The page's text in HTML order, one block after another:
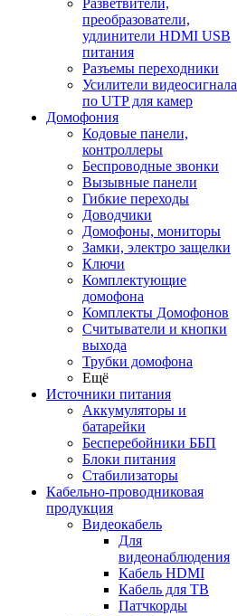
преобразователи,
удлинители HDMI USB
питания
Разъемы переходники
Усилители видеосигнала
по UTP для камер
Домофония
Кодовые панели,
контроллеры
Беспроводные звонки
Вызывные панели
Гибкие переходы
Доводчики
Домофоны, мониторы
Замки, электро защелки
Ключи
Комплектующие
домофона
Комплекты Домофонов
Считыватели и кнопки
выхода
Трубки домофона
Ещё
Источники питания
Аккумуляторы и
батарейки
Бесперебойники ББП
Блоки питания
Стабилизаторы
Кабельно-проводниковая
продукция
Видеокабель
Для
видеонаблюдения
Кабель HDMI
Кабель для ТВ
Патчкорды